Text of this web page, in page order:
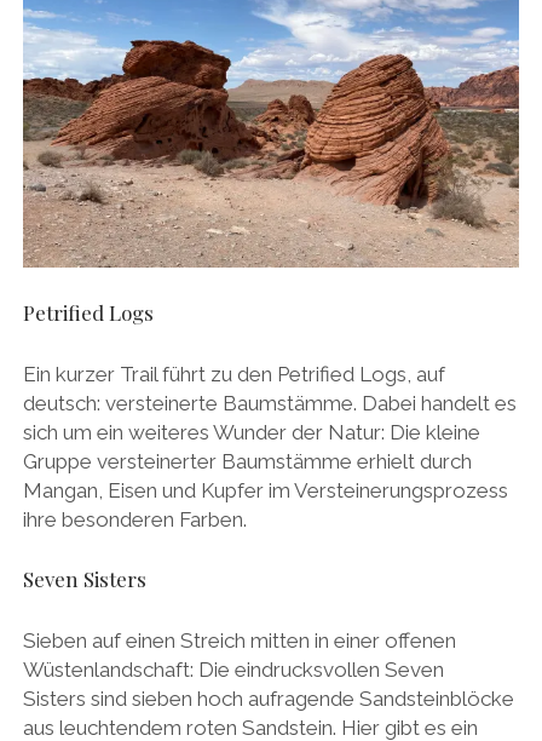
Petrified Logs
Ein kurzer Trail führt zu den Petrified Logs, auf
deutsch: versteinerte Baumstämme. Dabei handelt es
sich um ein weiteres Wunder der Natur: Die kleine
Gruppe versteinerter Baumstämme erhielt durch
Mangan, Eisen und Kupfer im Versteinerungsprozess
ihre besonderen Farben.
Seven Sisters
Sieben auf einen Streich mitten in einer offenen
Wüstenlandschaft: Die eindrucksvollen Seven
Sisters sind sieben hoch aufragende Sandsteinblöcke
aus leuchtendem roten Sandstein. Hier gibt es ein